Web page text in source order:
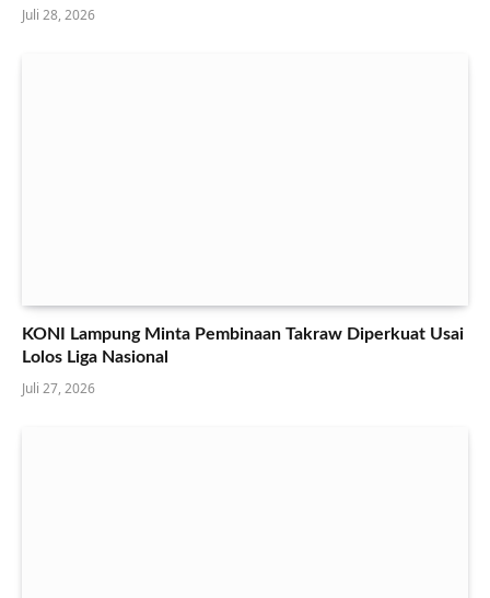
Juli 28, 2026
KONI Lampung Minta Pembinaan Takraw Diperkuat Usai
Lolos Liga Nasional
Juli 27, 2026